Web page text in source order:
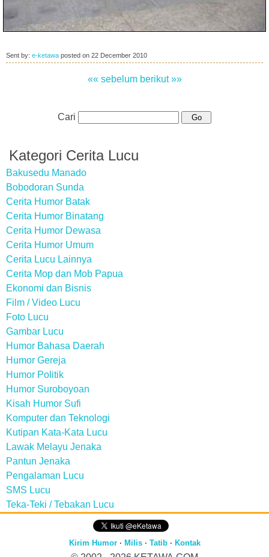
Sent by: e-ketawa posted on 22 December 2010
«« sebelum berikut »»
Cari
Kategori Cerita Lucu
Bakusedu Manado
Bobodoran Sunda
Cerita Humor Batak
Cerita Humor Binatang
Cerita Humor Dewasa
Cerita Humor Umum
Cerita Lucu Lainnya
Cerita Mop dan Mob Papua
Ekonomi dan Bisnis
Film / Video Lucu
Foto Lucu
Gambar Lucu
Humor Bahasa Daerah
Humor Gereja
Humor Politik
Humor Suroboyoan
Kisah Humor Sufi
Komputer dan Teknologi
Kutipan Kata-Kata Lucu
Lawak Melayu Jenaka
Pantun Jenaka
Pengalaman Lucu
SMS Lucu
Teka-Teki / Tebakan Lucu
Kirim Humor· Milis· Tatib· Kontak